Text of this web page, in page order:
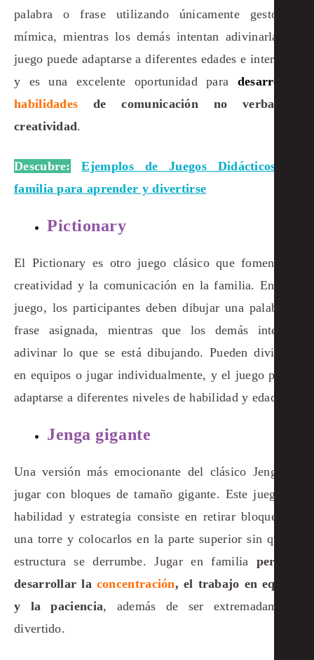
palabra o frase utilizando únicamente gestos y
mímica, mientras los demás intentan adivinarla. El
juego puede adaptarse a diferentes edades e intereses,
y es una excelente oportunidad para desarrollar
habilidades de comunicación no verbal y
creatividad.
Descubre:
Ejemplos de Juegos Didácticos en
familia para aprender y divertirse
Pictionary
El Pictionary es otro juego clásico que fomenta la
creatividad y la comunicación en la familia. En este
juego, los participantes deben dibujar una palabra o
frase asignada, mientras que los demás intentan
adivinar lo que se está dibujando. Pueden dividirse
en equipos o jugar individualmente, y el juego puede
adaptarse a diferentes niveles de habilidad y edades.
Jenga gigante
Una versión más emocionante del clásico Jenga es
jugar con bloques de tamaño gigante. Este juego de
habilidad y estrategia consiste en retirar bloques de
una torre y colocarlos en la parte superior sin que la
estructura se derrumbe. Jugar en familia permite
desarrollar la concentración, el trabajo en equipo
y la paciencia, además de ser extremadamente
divertido.